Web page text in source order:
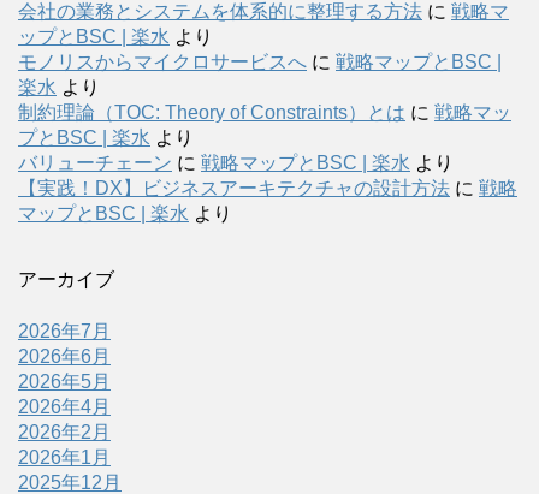
会社の業務とシステムを体系的に整理する方法 に 戦略マ
ップとBSC | 楽水 より
モノリスからマイクロサービスへ に 戦略マップとBSC |
楽水 より
制約理論（TOC: Theory of Constraints）とは に 戦略マッ
プとBSC | 楽水 より
バリューチェーン に 戦略マップとBSC | 楽水 より
【実践！DX】ビジネスアーキテクチャの設計方法 に 戦略
マップとBSC | 楽水 より
アーカイブ
2026年7月
2026年6月
2026年5月
2026年4月
2026年2月
2026年1月
2025年12月